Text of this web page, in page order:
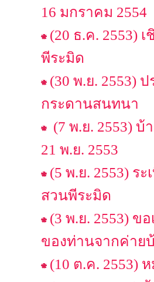
16 มกราคม 2554
(20 ธ.ค. 2553)
พีระมิด
(30 พ.ย. 2553)
กระดานสนทนา
(7 พ.ย. 2553)
21 พ.ย. 2553
(5 พ.ย. 2553) ร
สวนพีระมิด
(3 พ.ย. 2553)
ของท่านจากค่าย
(10 ต.ค. 2553)